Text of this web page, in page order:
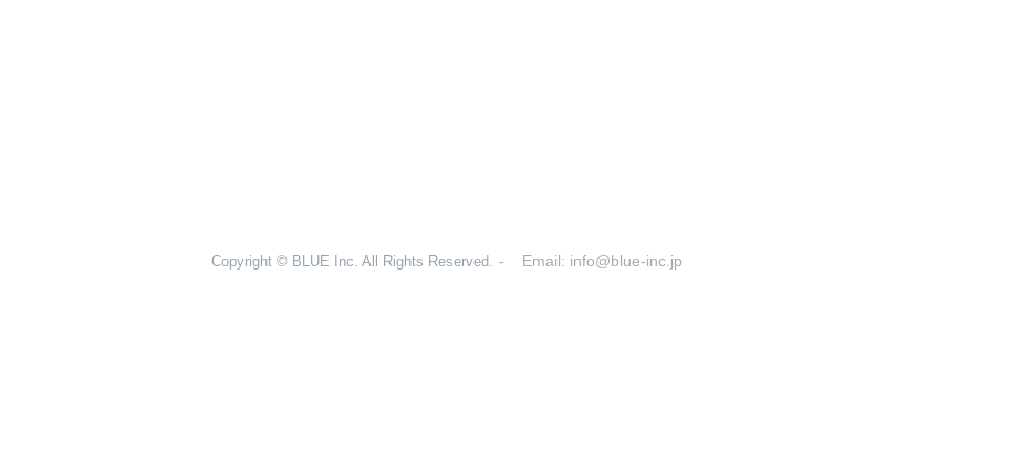
Copyright © BLUE Inc. All Rights Reserved. - Email: info@blue-inc.jp